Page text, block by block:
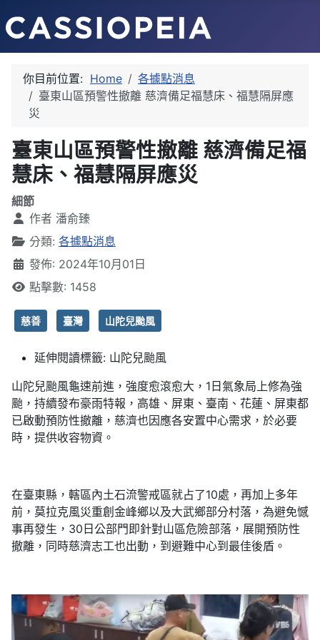
你目前位置: Home
各據點消息
臺東山區預警性撤離 慈濟備足福慧床、福慧隔屏應
災
臺東山區預警性撤離 慈濟備足福
慧床、福慧隔屏應災
細節
作者 潘俞臻
分類: 各據點消息
發佈: 2024年10月01日
點擊數: 1458
慈善 臺灣 山陀兒颱風
延伸閱讀標籤: 山陀兒颱風
山陀兒颱風龜速前進，強度愈滾愈大，1日氣象局上修為強
颱，持續發布豪雨特報，高雄、屏東、臺南、花蓮、屏東都
已啟動預防性撤離，慈濟也因應各安置中心需求，於必要
時，提供收容物資。
在臺東縣，轄區內土石流警戒區就占了10處，再加上多年
前，莫拉克風災重創金峰鄉以及大武鄉部分村落，為避免憾
事再發生，30日公部門即針對山區危險部落，展開預防性
撤離，同時慈濟志工也出動，到避難中心到最佳後盾。